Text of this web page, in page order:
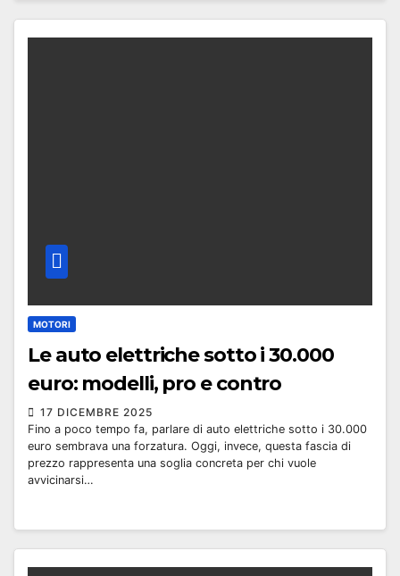
MOTORI
Le auto elettriche sotto i 30.000
euro: modelli, pro e contro
17 DICEMBRE 2025
Fino a poco tempo fa, parlare di auto elettriche sotto i 30.000
euro sembrava una forzatura. Oggi, invece, questa fascia di
prezzo rappresenta una soglia concreta per chi vuole
avvicinarsi…